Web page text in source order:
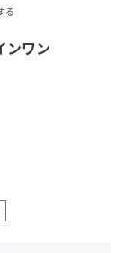
る
ンワン